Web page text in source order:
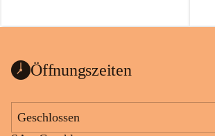
Öffnungszeiten
Geschlossen